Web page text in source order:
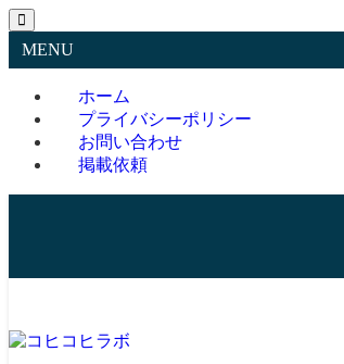
MENU
ホーム
プライバシーポリシー
お問い合わせ
掲載依頼